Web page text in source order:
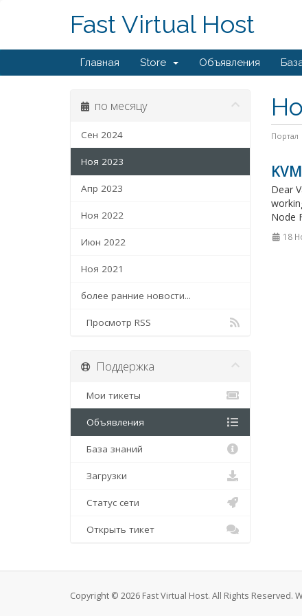
Fast Virtual Host
Главная Store Объявления
Портал
по месяцу
Сен 2024
Ноя 2023
Апр 2023
Ноя 2022
Июн 2022
Ноя 2021
более ранние новости...
Просмотр RSS
Dear
Node
18
Поддержка
Мои тикеты
Объявления
База знаний
Загрузки
Статус сети
Открыть тикет
Copyright © 2026 Fast Virtual Host. All Rights Reserved.